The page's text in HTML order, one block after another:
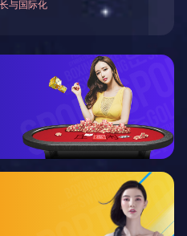
左转+感应控制方案
号灯杆上各布设一台MPD093雷